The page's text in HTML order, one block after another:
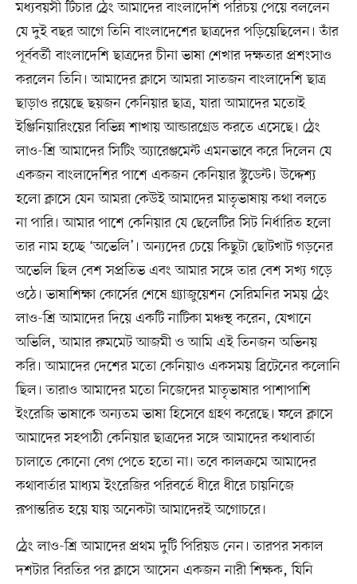
মধ্যবয়সী টিচার ঠ্রেং আমাদের বাংলাদেশি পরিচয় পেয়ে বললেন
যে দুই বছর আগে তিনি বাংলাদেশের ছাত্রদের পড়িয়েছিলেন। তাঁর
পূর্ববর্তী বাংলাদেশি ছাত্রদের চীনা ভাষা শেখার দক্ষতার প্রশংসাও
করলেন তিনি। আমাদের ক্লাসে আমরা সাতজন বাংলাদেশি ছাত্র
ছাড়াও রয়েছে ছয়জন কেনিয়ার ছাত্র, যারা আমাদের মতোই
ইঞ্জিনিয়ারিংয়ের বিভিন্ন শাখায় আন্ডারগ্রেড করতে এসেছে। ঠ্রেং
লাও-শ্রি আমাদের সিটিং অ্যারেঞ্জমেন্ট এমনভাবে করে দিলেন যে
একজন বাংলাদেশির পাশে একজন কেনিয়ার স্টুডেন্ট। উদ্দেশ্য
হলো ক্লাসে যেন আমরা কেউই আমাদের মাতৃভাষায় কথা বলতে
না পারি। আমার পাশে কেনিয়ার যে ছেলেটির সিট নির্ধারিত হলো
তার নাম হচ্ছে ‘অভেলি’। অন্যদের চেয়ে কিছুটা ছোটখাট গড়নের
অভেলি ছিল বেশ সপ্রতিভ এবং আমার সঙ্গে তার বেশ সখ্য গড়ে
ওঠে। ভাষাশিক্ষা কোর্সের শেষে গ্র্যাজুয়েশন সেরিমনির সময় ঠ্রেং
লাও-শ্রি আমাদের দিয়ে একটি নাটিকা মঞ্চস্থ করেন, যেখানে
অভিলি, আমার রুমমেট আজমী ও আমি এই তিনজন অভিনয়
করি। আমাদের দেশের মতো কেনিয়াও একসময় ব্রিটেনের কলোনি
ছিল। তারাও আমাদের মতো নিজেদের মাতৃভাষার পাশাপাশি
ইংরেজি ভাষাকে অন্যতম ভাষা হিসেবে গ্রহণ করেছে। ফলে ক্লাসে
আমাদের সহপাঠী কেনিয়ার ছাত্রদের সঙ্গে আমাদের কথাবার্তা
চালাতে কোনো বেগ পেতে হতো না। তবে কালক্রমে আমাদের
কথাবার্তার মাধ্যম ইংরেজির পরিবর্তে ধীরে ধীরে চায়নিজে
রূপান্তরিত হয়ে যায় অনেকটা আমাদেরই অগোচরে।
ঠ্রেং লাও-শ্রি আমাদের প্রথম দুটি পিরিয়ড নেন। তারপর সকাল
দশটার বিরতির পর ক্লাসে আসেন একজন নারী শিক্ষক, যিনি